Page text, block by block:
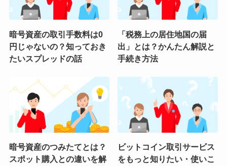
暗号資産の取引手数料は0
円じゃないの？知っておき
たいスプレッドの話
「税務上の居住地国の届
出」とは？かんたん解説と
手続き方法
暗号資産のつみたてとは？
スポット購入との違いを解
ビットコイン取引サービス
をもっと知りたい・使いこ